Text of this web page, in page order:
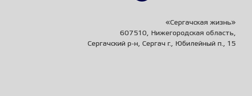
«Сергачская жизнь»
607510, Нижегородская область,
Сергачский р-н, Сергач г., Юбилейный п., 15